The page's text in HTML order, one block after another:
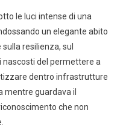
le luci intense di una
un elegante abito
resilienza, sul
nascosti del permettere a
dentro infrastrutture
mentre guardava il
che non